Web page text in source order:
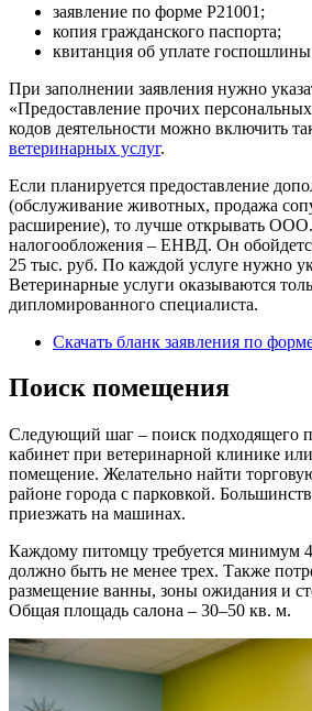
заявление по форме Р21001;
копия гражданского паспорта;
квитанция об уплате госпошлины
При заполнении заявления нужно
«Предоставление прочих
кодов деятельности можно включить
ветеринарных услуг.
Если планируется предоставление
(обслуживание животных, продажа
расширение), то лучше открывать
налогообложения – ЕНВД. Он
25 тыс. руб. По каждой услуге нужно
Ветеринарные услуги оказываются
дипломированного специалиста.
Скачать бланк заявления по
Поиск помещения
Следующий шаг – поиск подходящего
кабинет при ветеринарной клинике
помещение. Желательно найти
районе города с парковкой.
приезжать на машинах.
Каждому питомцу требуется минимум
должно быть не менее трех. Также
размещение ванны, зоны ожидания и
Общая площадь салона – 30–50 кв. м.